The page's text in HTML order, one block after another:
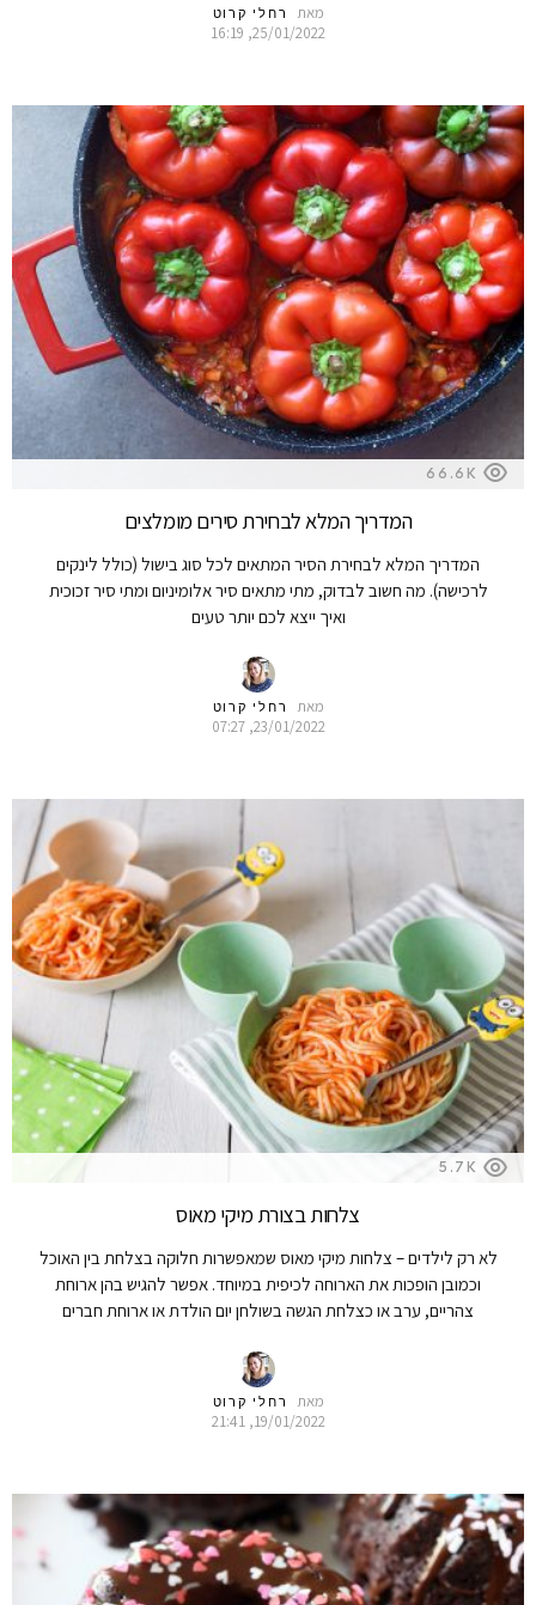
מאת רחלי קרוט
25/01/2022, 16:19
66.6K
המדריך המלא לבחירת סירים מומלצים
המדריך המלא לבחירת הסיר המתאים לכל סוג בישול (כולל לינקים
לרכישה). מה חשוב לבדוק, מתי מתאים סיר אלומיניום ומתי סיר זכוכית
ואיך ייצא לכם יותר טעים
מאת רחלי קרוט
23/01/2022, 07:27
5.7K
צלחות בצורת מיקי מאוס
לא רק לילדים – צלחות מיקי מאוס שמאפשרות חלוקה בצלחת בין האוכל
וכמובן הופכות את הארוחה לכיפית במיוחד. אפשר להגיש בהן ארוחת
צהריים, ערב או כצלחת הגשה בשולחן יום הולדת או ארוחת חברים
מאת רחלי קרוט
19/01/2022, 21:41